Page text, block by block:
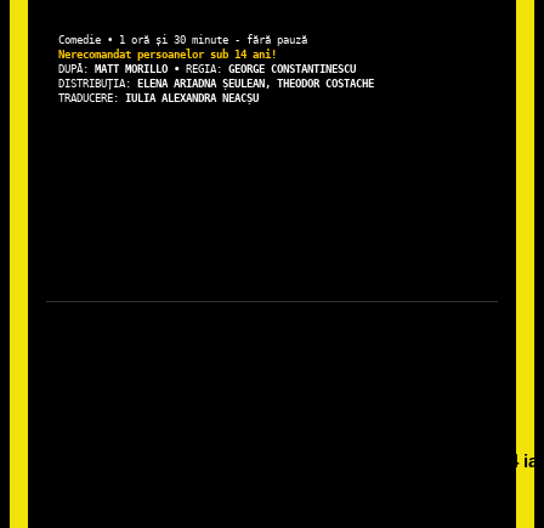
DUPĂ: MATT MORILLO • REGIA:
DISTRIBUȚIA:
ELENA ARIADNA ȘEULEAN, THEODOR COSTACHE
TRADUCERE: IULIA ALEXANDRA NEACȘU